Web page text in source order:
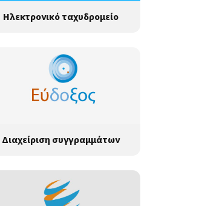
Ηλεκτρονικό ταχυδρομείο
Διαχείριση συγγραμμάτων